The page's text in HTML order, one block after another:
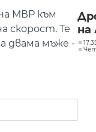
МВР към
скорост. Те
двама мъже -
на